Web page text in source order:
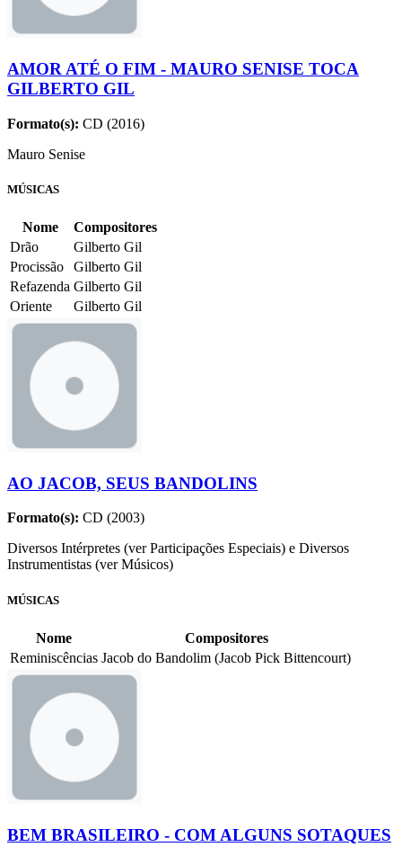
AMOR ATÉ O FIM - MAURO SENISE TOCA
GILBERTO GIL
Formato(s): CD (2016)
Mauro Senise
MÚSICAS
Nome
Compositores
Drão
Gilberto Gil
Procissão
Gilberto Gil
Refazenda Gilberto Gil
Oriente
Gilberto Gil
AO JACOB, SEUS BANDOLINS
Formato(s): CD (2003)
Diversos Intérpretes (ver Participações Especiais) e Diversos
Instrumentistas (ver Músicos)
MÚSICAS
Nome
Compositores
Reminiscências Jacob do Bandolim (Jacob Pick Bittencourt)
BEM BRASILEIRO - COM ALGUNS SOTAQUES